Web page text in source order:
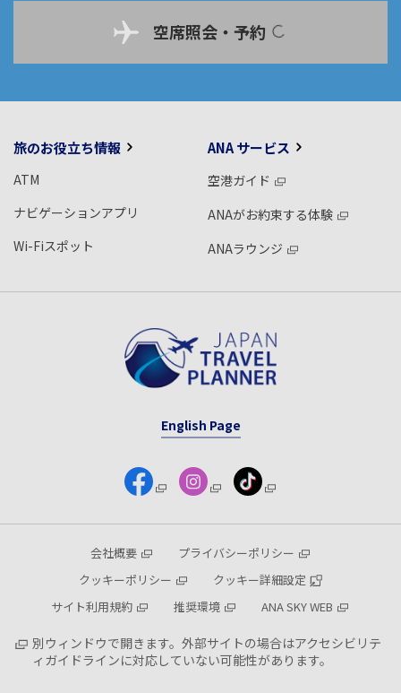
空席照会・予約
旅のお役立ち情報
ATM
ナビゲーションアプリ
Wi-Fiスポット
ANA サービス
空港ガイド
ANAがお約束する体験
ANAラウンジ
English Page
会社概要
プライバシーポリシー
クッキーポリシー
クッキー詳細設定
サイト利用規約
推奨環境 ANA SKY WEB
別ウィンドウで開きます。外部サイトの場合はアクセシビリテ
ィガイドラインに対応していない可能性があります。